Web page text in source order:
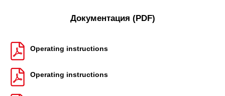
Документация (PDF)
Operating instructions
Operating instructions